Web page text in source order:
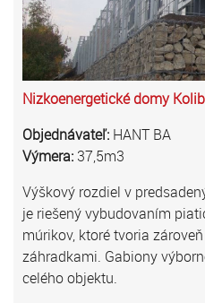
Nizkoenergetické domy
Objednávateľ: HANT BA
Výmera: 37,5m3
Výškový rozdiel v
je riešený vybudovaním
múrikov, ktoré tvoria
záhradkami. Gabiony
celého objektu.